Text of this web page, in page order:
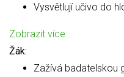
Vysvětlují učivo do
Zobrazit více
Žák:
Zažívá badatelskou